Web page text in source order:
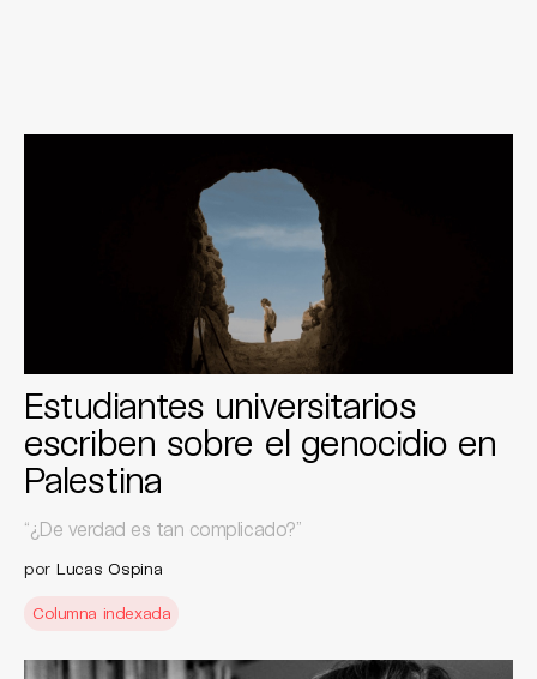
Estudiantes universitarios
escriben sobre el genocidio en
Palestina
“¿De verdad es tan complicado?”
por Lucas Ospina
Columna indexada